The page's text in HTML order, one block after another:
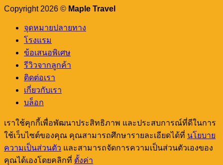
หลัก Check
Copyright 2026 © Maple Travel
จุดหมายปลายทาง
โรงแรม
ข้อเสนอพิเศษ
รีวิวจากลูกค้า
ติดต่อเรา
เกี่ยวกับเรา
บล็อก
เราใช้คุกกี้เพื่อพัฒนาประสิทธิภาพ และประสบการณ์ที่ดีในการ
ใช้เว็บไซต์ของคุณ คุณสามารถศึกษารายละเอียดได้ที่ นโยบาย
ความเป็นส่วนตัว และสามารถจัดการความเป็นส่วนตัวเองของ
คุณได้เองโดยคลิกที่ ตั้งค่า